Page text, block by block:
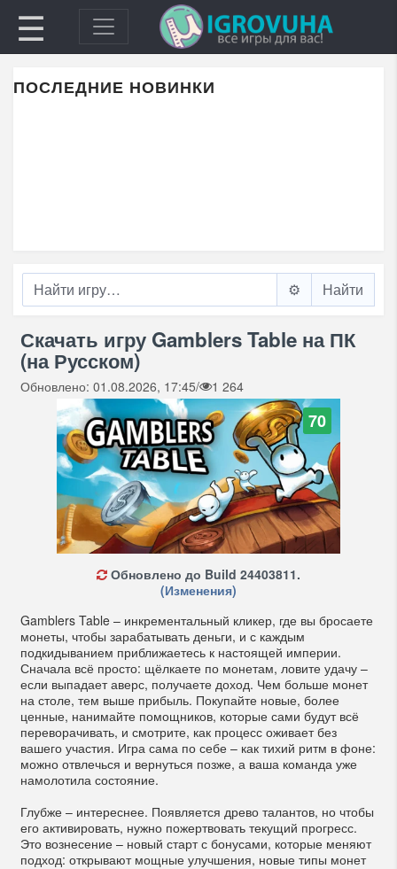
☰
ПОСЛЕДНИЕ НОВИНКИ
⚙️
Скачать игру Gamblers Table на ПК
(на Русском)
Обновлено: 01.08.2026, 17:45/ 1 264
70
Обновлено до Build 24403811.
(Изменения)
Gamblers Table – инкрементальный кликер, где вы бросаете
монеты, чтобы зарабатывать деньги, и с каждым
подкидыванием приближаетесь к настоящей империи.
Сначала всё просто: щёлкаете по монетам, ловите удачу –
если выпадает аверс, получаете доход. Чем больше монет
на столе, тем выше прибыль. Покупайте новые, более
ценные, нанимайте помощников, которые сами будут всё
переворачивать, и смотрите, как процесс оживает без
вашего участия. Игра сама по себе – как тихий ритм в фоне:
можно отвлечься и вернуться позже, а ваша команда уже
намолотила состояние.
Глубже – интереснее. Появляется древо талантов, но чтобы
его активировать, нужно пожертвовать текущий прогресс.
Это вознесение – новый старт с бонусами, которые меняют
подход: открывают мощные улучшения, новые типы монет